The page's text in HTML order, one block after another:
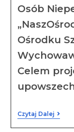
Osób
Ośrodku
Celem
Czytaj Dalej